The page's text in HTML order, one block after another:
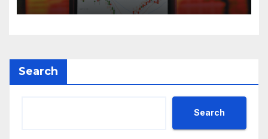
Search
Search